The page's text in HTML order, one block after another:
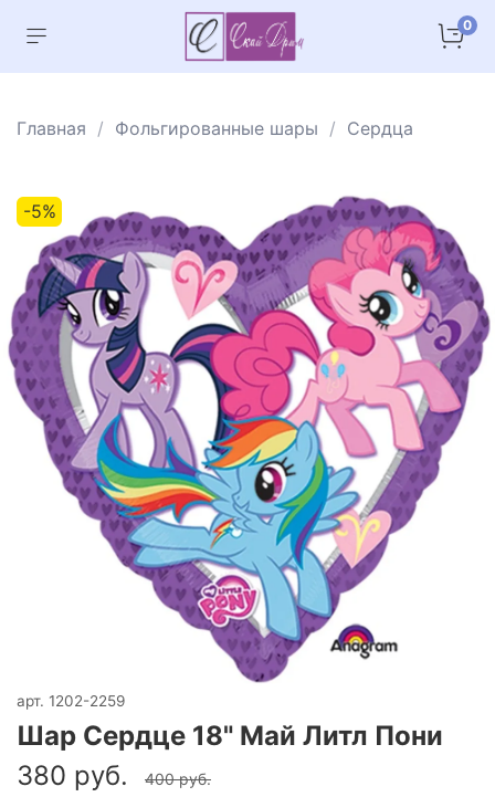
0
Главная Фольгированные шары Сердца
-5%
арт. 1202-2259
Шар Сердце 18" Май Литл Пони
380 руб.
400 руб.